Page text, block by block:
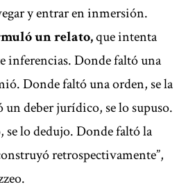
y entrar en inmersión.
un relato,que intenta
inferencias. Donde faltó una
Donde faltó una orden, se la
deber jurídico, se lo supuso.
lo dedujo. Donde faltó la
retrospectivamente”,